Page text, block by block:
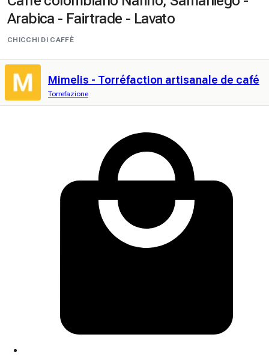
Arabica - Fairtrade - Lavato
CHICCHI DI CAFFÈ
Mimelis - Torréfaction artisanale de café
Torrefazione